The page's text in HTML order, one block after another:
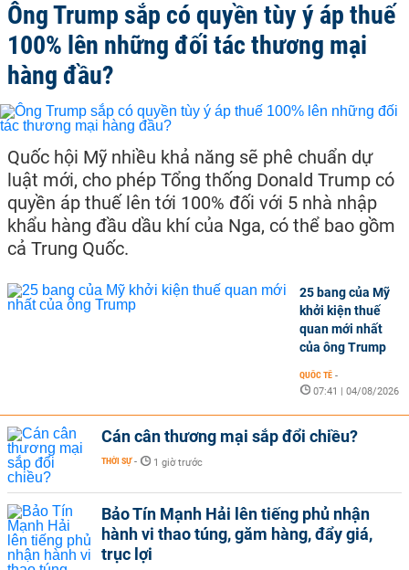
Ông Trump sắp có quyền tùy ý áp thuế
100% lên những đối tác thương mại
hàng đầu?
Quốc hội Mỹ nhiều khả năng sẽ phê chuẩn dự
luật mới, cho phép Tổng thống Donald Trump có
quyền áp thuế lên tới 100% đối với 5 nhà nhập
khẩu hàng đầu dầu khí của Nga, có thể bao gồm
cả Trung Quốc.
25 bang của Mỹ
khởi kiện thuế
quan mới nhất
của ông Trump
QUỐC TẾ -
07:41 | 04/08/2026
Cán cân thương mại sắp đổi chiều?
THỜI SỰ - 1 giờ trước
Bảo Tín Mạnh Hải lên tiếng phủ nhận
hành vi thao túng, găm hàng, đẩy giá,
trục lợi